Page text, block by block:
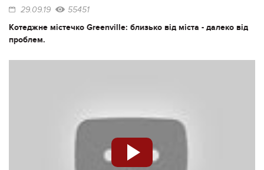
29.09.19 55451
Котеджне містечко Greenville: близько від міста - далеко від
проблем.